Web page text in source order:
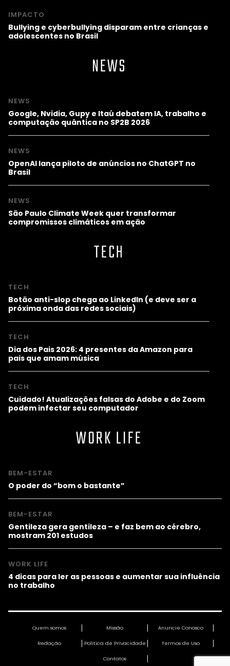
IMPACTO
Bullying e cyberbullying disparam entre crianças e
adolescentes no Brasil
NEWS
NEWS
Google, Nvidia, Gupy e Itaú debatem IA, trabalho e
computação quântica no SP2B 2026
NEWS
OpenAI lança piloto de anúncios no ChatGPT no
Brasil
NEWS
São Paulo Climate Week quer transformar
compromissos climáticos em ação
TECH
TECH
Botão anti-slop chega ao LinkedIn (e deve ser a
próxima onda das redes sociais)
TECH
Dia dos Pais 2026: 4 presentes da Amazon para
pais que amam música
TECH
Cuidado! Atualizações falsas do Adobe e do Zoom
podem infectar seu computador
WORK LIFE
BEM-ESTAR
O poder do “bom o bastante”
BEM-ESTAR
Gentileza gera gentileza – e faz bem ao cérebro,
mostram 201 estudos
WORK LIFE
4 dicas para ler as pessoas e aumentar sua influência
no trabalho
Quem somos Missão Anuncie Conosco
Redação Política de Privacidade Termos de Uso
Contatos